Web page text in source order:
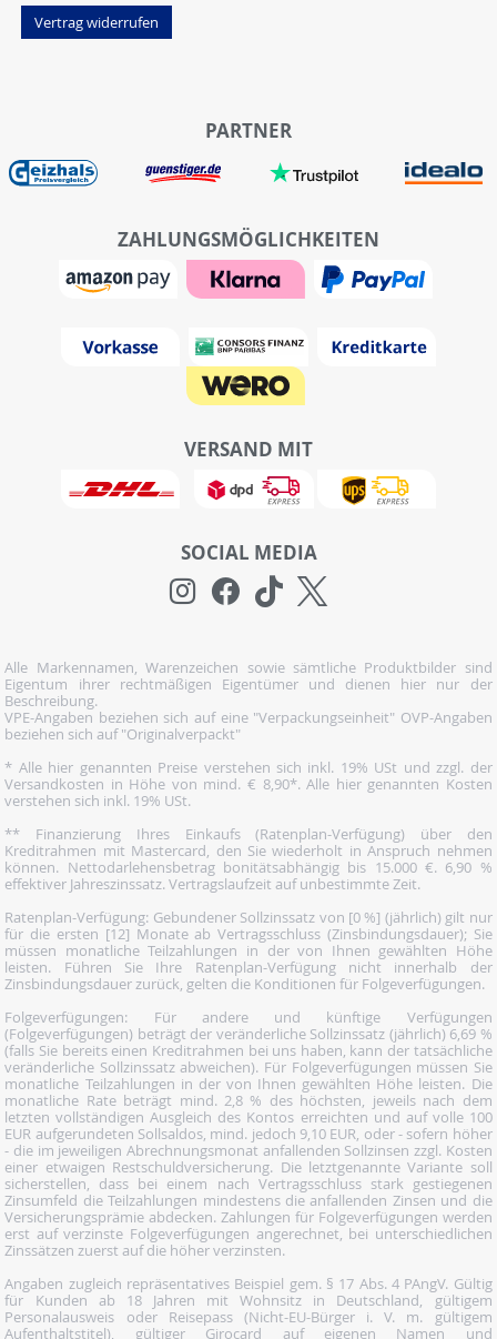
Vertrag widerrufen
PARTNER
ZAHLUNGSMÖGLICHKEITEN
VERSAND MIT
SOCIAL MEDIA
Alle Markennamen, Warenzeichen sowie sämtliche Produktbilder sind
Eigentum ihrer rechtmäßigen Eigentümer und dienen hier nur der
Beschreibung.
VPE-Angaben beziehen sich auf eine "Verpackungseinheit" OVP-Angaben
beziehen sich auf "Originalverpackt"
* Alle hier genannten Preise verstehen sich inkl. 19% USt und zzgl. der
Versandkosten in Höhe von mind. € 8,90*. Alle hier genannten Kosten
verstehen sich inkl. 19% USt.
** Finanzierung Ihres Einkaufs (Ratenplan-Verfügung) über den
Kreditrahmen mit Mastercard, den Sie wiederholt in Anspruch nehmen
können. Nettodarlehensbetrag bonitätsabhängig bis 15.000 €. 6,90 %
effektiver Jahreszinssatz. Vertragslaufzeit auf unbestimmte Zeit.
Ratenplan-Verfügung: Gebundener Sollzinssatz von [0 %] (jährlich) gilt nur
für die ersten [12] Monate ab Vertragsschluss (Zinsbindungsdauer); Sie
müssen monatliche Teilzahlungen in der von Ihnen gewählten Höhe
leisten. Führen Sie Ihre Ratenplan-Verfügung nicht innerhalb der
Zinsbindungsdauer zurück, gelten die Konditionen für Folgeverfügungen.
Folgeverfügungen: Für andere und künftige Verfügungen
(Folgeverfügungen) beträgt der veränderliche Sollzinssatz (jährlich) 6,69 %
(falls Sie bereits einen Kreditrahmen bei uns haben, kann der tatsächliche
veränderliche Sollzinssatz abweichen). Für Folgeverfügungen müssen Sie
monatliche Teilzahlungen in der von Ihnen gewählten Höhe leisten. Die
monatliche Rate beträgt mind. 2,8 % des höchsten, jeweils nach dem
letzten vollständigen Ausgleich des Kontos erreichten und auf volle 100
EUR aufgerundeten Sollsaldos, mind. jedoch 9,10 EUR, oder - sofern höher
- die im jeweiligen Abrechnungsmonat anfallenden Sollzinsen zzgl. Kosten
einer etwaigen Restschuldversicherung. Die letztgenannte Variante soll
sicherstellen, dass bei einem nach Vertragsschluss stark gestiegenen
Zinsumfeld die Teilzahlungen mindestens die anfallenden Zinsen und die
Versicherungsprämie abdecken. Zahlungen für Folgeverfügungen werden
erst auf verzinste Folgeverfügungen angerechnet, bei unterschiedlichen
Zinssätzen zuerst auf die höher verzinsten.
Angaben zugleich repräsentatives Beispiel gem. § 17 Abs. 4 PAngV. Gültig
für Kunden ab 18 Jahren mit Wohnsitz in Deutschland, gültigem
Personalausweis oder Reisepass (Nicht-EU-Bürger i. V. m. gültigem
Aufenthaltstitel), gültiger Girocard auf eigenen Namen und